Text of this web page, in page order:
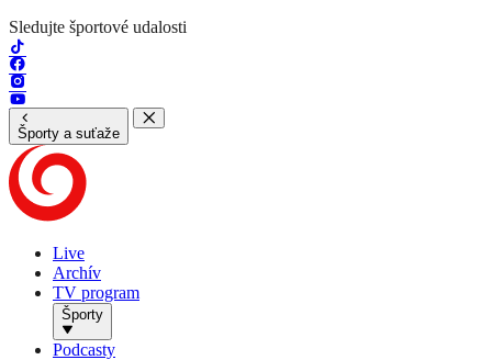
Sledujte športové udalosti
Športy a suťaže
Live
Archív
TV program
Športy
Podcasty